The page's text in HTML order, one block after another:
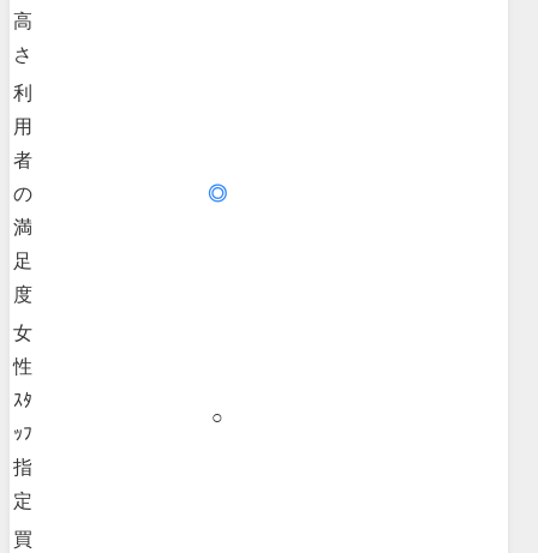
高
さ
利
用
者
の
満
足
度
◎
女
性
ｽﾀ
ｯﾌ
指
定
○
買